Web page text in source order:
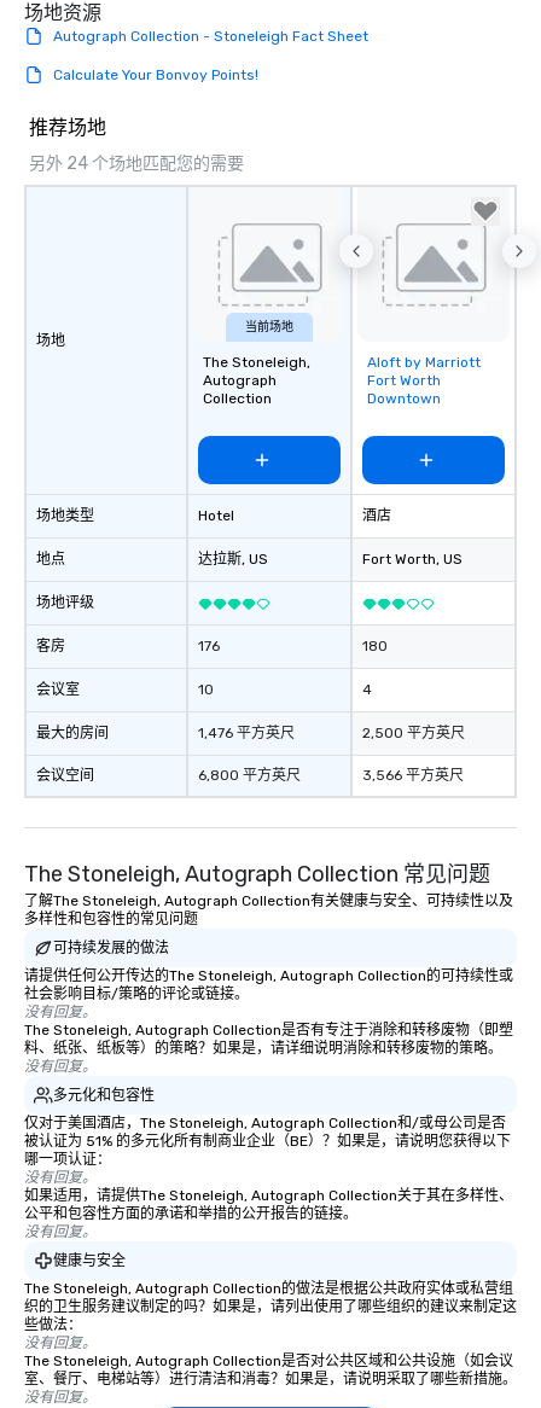
场地资源
Autograph Collection - Stoneleigh Fact Sheet
Calculate Your Bonvoy Points!
推荐场地
另外 24 个场地匹配您的需要
场地
场地类型
地点
场地评级
客房
会议室
最大的房间
会议空间
当前场地
The Stoneleigh,
Autograph
Collection
Hotel
达拉斯, US
176
10
1,476 平方英尺
6,800 平方英尺
Removed from
favorites
Aloft by Marriott
Fort Worth
Downtown
酒店
Fort Worth, US
180
4
2,500 平方英尺
3,566 平方英尺
The Stoneleigh, Autograph Collection 常见问题
了解The Stoneleigh, Autograph Collection有关健康与安全、可持续性以及
多样性和包容性的常见问题
可持续发展的做法
请提供任何公开传达的The Stoneleigh, Autograph Collection的可持续性或
社会影响目标/策略的评论或链接。
没有回复。
The Stoneleigh, Autograph Collection是否有专注于消除和转移废物（即塑
料、纸张、纸板等）的策略？如果是，请详细说明消除和转移废物的策略。
没有回复。
多元化和包容性
仅对于美国酒店，The Stoneleigh, Autograph Collection和/或母公司是否
被认证为 51% 的多元化所有制商业企业（BE）？如果是，请说明您获得以下
哪一项认证：
没有回复。
如果适用，请提供The Stoneleigh, Autograph Collection关于其在多样性、
公平和包容性方面的承诺和举措的公开报告的链接。
没有回复。
健康与安全
The Stoneleigh, Autograph Collection的做法是根据公共政府实体或私营组
织的卫生服务建议制定的吗？如果是，请列出使用了哪些组织的建议来制定这
些做法：
没有回复。
The Stoneleigh, Autograph Collection是否对公共区域和公共设施（如会议
室、餐厅、电梯站等）进行清洁和消毒？如果是，请说明采取了哪些新措施。
没有回复。